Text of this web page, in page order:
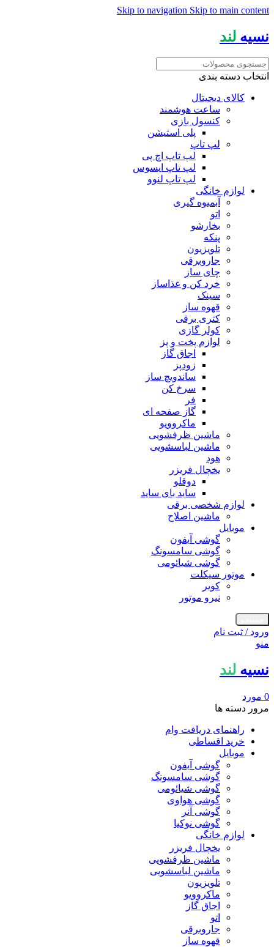
Skip to navigation Skip to main content
نسیه لند
انتخاب دسته بندی
کالای دیجیتال
ساعت هوشمند
کنسول بازی
پلی استیشن
لپ تاپ
لپ تاپ اچ پی
لپ تاپ ایسوس
لپ تاپ لنوو
لوازم خانگی
آبمیوه گیری
اتو
بخارشو
پنکه
تلویزیون
جاروبرقی
چای ساز
خرد کن و غذاساز
سینک
قهوه ساز
کتری برقی
کولر گازی
لوازم پخت و پز
اجاق گاز
زودپز
ساندویچ ساز
سرخ کن
فر
گاز صفحه ای
ماکروویو
ماشین ظرفشویی
ماشین لباسشویی
هود
یخچال فریزر
دوقلو
ساید بای ساید
لوازم شخصی برقی
ماشین اصلاح
موبایل
گوشی آیفون
گوشی سامسونگ
گوشی شیائومی
موتور سیکلت
کویر
نیرو موتور
ورود / ثبت نام
منو
نسیه لند
0 مورد
مرور دسته ها
راهنمای دریافت وام
خرید اقساطی
موبایل
گوشی آیفون
گوشی سامسونگ
گوشی شیائومی
گوشی هواوی
گوشی آنر
گوشی نوکیا
لوازم خانگی
یخچال فریزر
ماشین ظرفشویی
ماشین لباسشویی
تلویزیون
ماکروویو
اجاق گاز
اتو
جاروبرقی
قهوه ساز